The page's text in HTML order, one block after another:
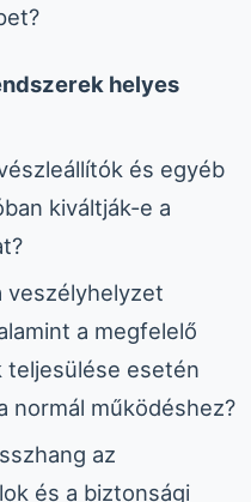
helyes
és egyéb
kiváltják-e a
veszélyhelyzet
a megfelelő
esetén
normál működéshez?
az
és a biztonsági